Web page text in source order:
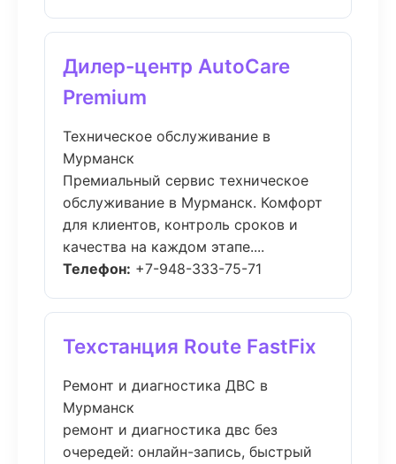
Дилер-центр AutoCare
Premium
Техническое обслуживание в
Мурманск
Премиальный сервис техническое
обслуживание в Мурманск. Комфорт
для клиентов, контроль сроков и
качества на каждом этапе....
Телефон: +7-948-333-75-71
Техстанция Route FastFix
Ремонт и диагностика ДВС в
Мурманск
ремонт и диагностика двс без
очередей: онлайн-запись, быстрый